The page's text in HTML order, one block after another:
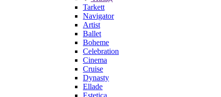
Tarkett
Navigator
Artist
Ballet
Boheme
Celebration
Cinema
Cruise
Dynasty
Ellade
Estetica